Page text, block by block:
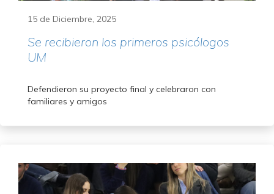
15 de Diciembre, 2025
Se recibieron los primeros psicólogos
UM
Defendieron su proyecto final y celebraron con
familiares y amigos